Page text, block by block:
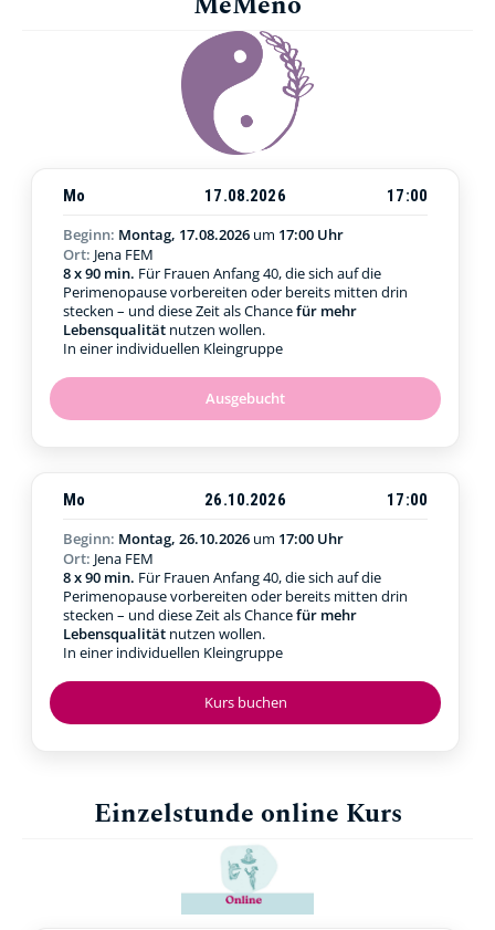
Ausgebucht
Mo 17.08.2026
17:00
Beginn: Montag, 17.08.2026 um 17:00 Uhr
Ort: Jena FEM
8 x 90 min. Für Frauen Anfang 40, die sich auf die
Perimenopause vorbereiten oder bereits mitten drin
stecken – und diese Zeit als Chancefür mehr
Lebensqualität nutzen wollen.
In einer individuellen Kleingruppe
Kurs buchen
Mo 26.10.2026
17:00
Beginn: Montag, 26.10.2026 um 17:00 Uhr
Ort: Jena FEM
8 x 90 min. Für Frauen Anfang 40, die sich auf die
Perimenopause vorbereiten oder bereits mitten drin
stecken – und diese Zeit als Chancefür mehr
Lebensqualität nutzen wollen.
In einer individuellen Kleingruppe
Einzelstunde online Kurs